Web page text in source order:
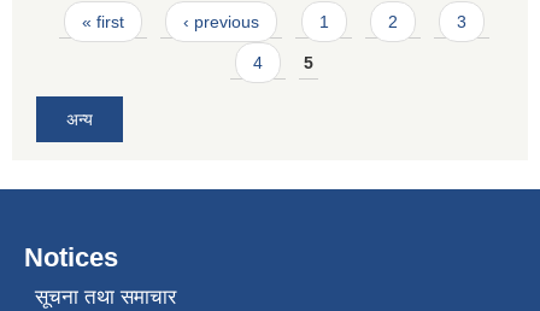
Pages
« first ‹ previous 1 2 3
4 5
अन्य
Notices
सूचना तथा समाचार